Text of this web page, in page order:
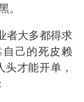
。
者大多都得求
己的死皮赖
头才能开单，